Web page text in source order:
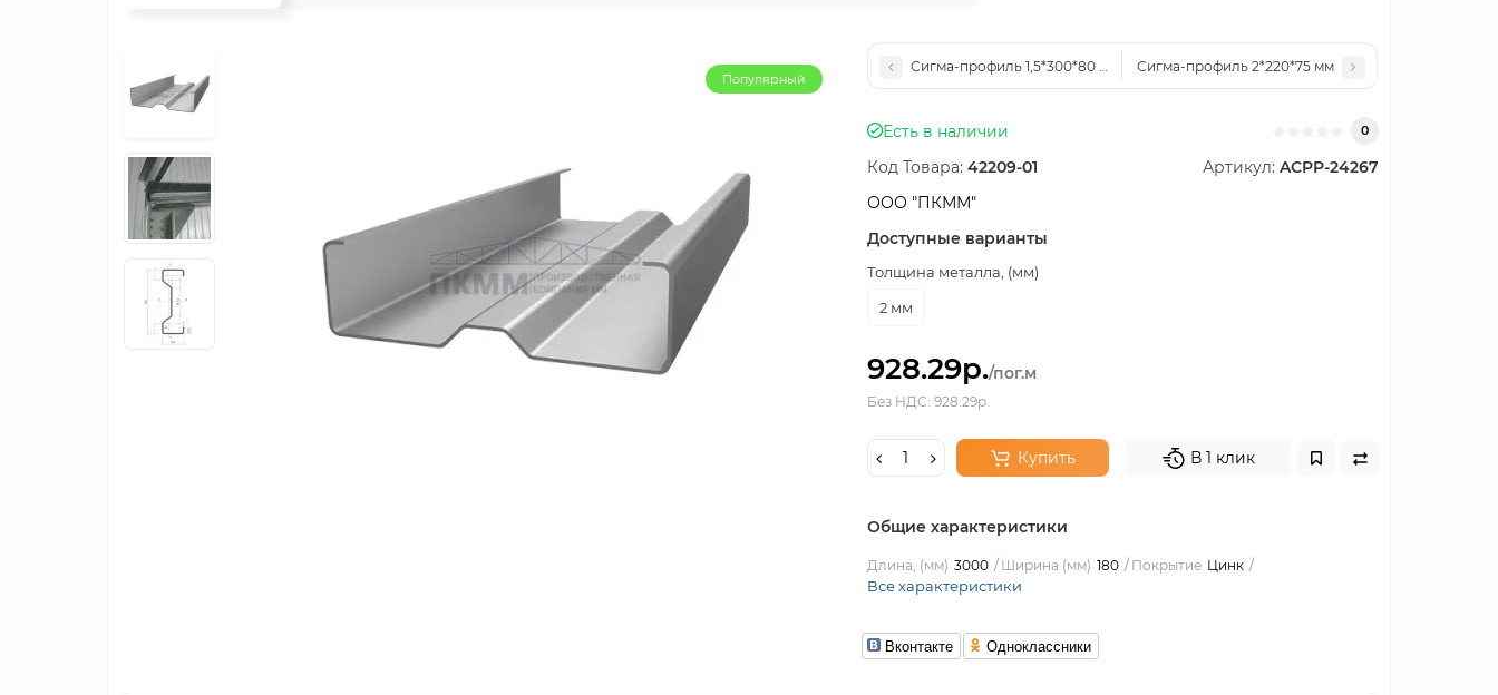
Популярный
Сигма-профиль 1,5*300*80 мм Сигма-профиль 2*220*75 мм
Есть в наличии 0
Код Товара: 42209-01 Артикул: ACPP-24267
ООО "ПКММ"
Доступные варианты
Толщина металла, (мм)
2 мм
928.29р./пог.м
Без НДС: 928.29р.
Купить В 1 клик
Общие характеристики
Длина, (мм) 3000 Ширина (мм) 180 Покрытие Цинк
Все характеристики
Вконтакте Одноклассники